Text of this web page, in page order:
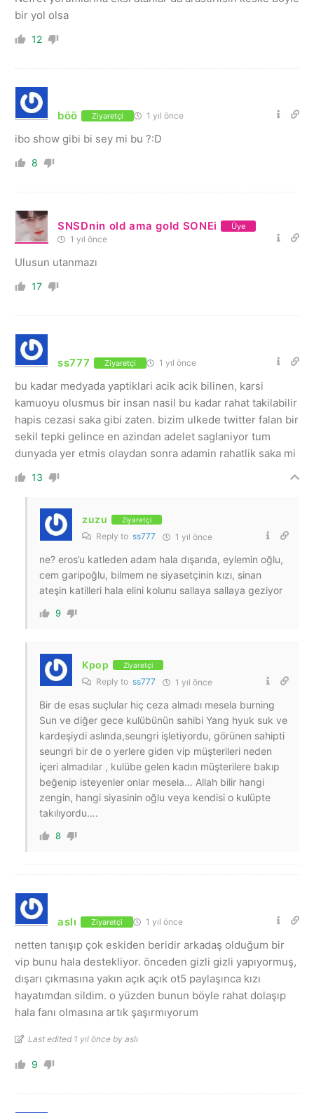
bir yol olsa
12
böö Ziyaretçi 1 yıl önce
ibo show gibi bi sey mi bu ?:D
8
SNSDnin old ama gold SONEi Üye
1 yıl önce
Ulusun utanmazı
17
ss777 Ziyaretçi 1 yıl önce
bu kadar medyada yaptiklari acik acik bilinen, karsi
kamuoyu olusmus bir insan nasil bu kadar rahat takilabilir
hapis cezasi saka gibi zaten. bizim ulkede twitter falan bir
sekil tepki gelince en azindan adelet saglaniyor tum
dunyada yer etmis olaydan sonra adamin rahatlik saka mi
13
zuzu Ziyaretçi
Reply to ss777 1 yıl önce
ne? eros’u katleden adam hala dışarıda, eylemin oğlu,
cem garipoğlu, bilmem ne siyasetçinin kızı, sinan
ateşin katilleri hala elini kolunu sallaya sallaya geziyor
9
Kpop Ziyaretçi
Reply to ss777 1 yıl önce
Bir de esas suçlular hiç ceza almadı mesela burning
Sun ve diğer gece kulübünün sahibi Yang hyuk suk ve
kardeşiydi aslında,seungri işletiyordu, görünen sahipti
seungri bir de o yerlere giden vip müşterileri neden
içeri almadılar , kulübe gelen kadın müşterilere bakıp
beğenip isteyenler onlar mesela… Allah bilir hangi
zengin, hangi siyasinin oğlu veya kendisi o kulüpte
takılıyordu….
8
aslı Ziyaretçi 1 yıl önce
netten tanışıp çok eskiden beridir arkadaş olduğum bir
vip bunu hala destekliyor. önceden gizli gizli yapıyormuş,
dışarı çıkmasına yakın açık açık ot5 paylaşınca kızı
hayatımdan sildim. o yüzden bunun böyle rahat dolaşıp
hala fanı olmasına artık şaşırmıyorum
Last edited 1 yıl önce by aslı
9